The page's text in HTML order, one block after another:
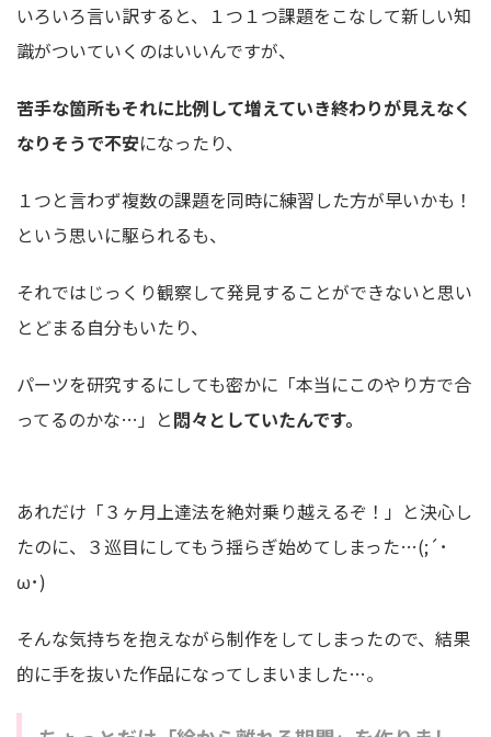
いろいろ言い訳すると、１つ１つ課題をこなして新しい知
識がついていくのはいいんですが、
苦手な箇所もそれに比例して増えていき終わりが見えなく
なりそうで不安になったり、
１つと言わず複数の課題を同時に練習した方が早いかも！
という思いに駆られるも、
それではじっくり観察して発見することができないと思い
とどまる自分もいたり、
パーツを研究するにしても密かに「本当にこのやり方で合
ってるのかな…」と悶々としていたんです。
あれだけ「３ヶ月上達法を絶対乗り越えるぞ！」と決心し
たのに、３巡目にしてもう揺らぎ始めてしまった…(;´･
ω･)
そんな気持ちを抱えながら制作をしてしまったので、結果
的に手を抜いた作品になってしまいました…。